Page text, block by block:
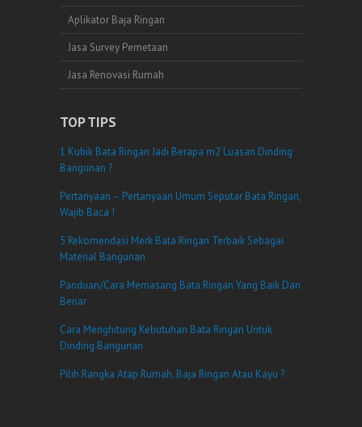
Aplikator Baja Ringan
Jasa Survey Pemetaan
Jasa Renovasi Rumah
TOP TIPS
1 Kubik Bata Ringan Jadi Berapa m2 Luasan Dinding
Bangunan ?
Pertanyaan – Pertanyaan Umum Seputar Bata Ringan,
Wajib Baca !
5 Rekomendasi Merk Bata Ringan Terbaik Sebagai
Material Bangunan
Panduan/Cara Memasang Bata Ringan Yang Baik Dan
Benar
Cara Menghitung Kebutuhan Bata Ringan Untuk
Dinding Bangunan
Pilih Rangka Atap Rumah, Baja Ringan Atau Kayu ?